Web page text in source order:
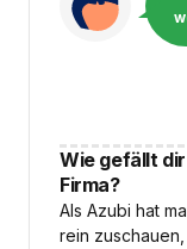
Wie gefällt
Firma?
Als Azubi hat
rein